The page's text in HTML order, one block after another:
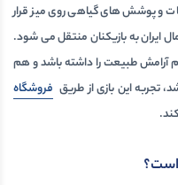
و پوشش های گیاهی روی میز قرار
به بازیکنان منتقل می شود.
طبیعت را داشته باشد و هم
تجربه این بازی از طریق فروشگاه
است؟